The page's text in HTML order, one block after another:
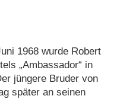
1968 wurde Robert
„Ambassador“ in
jüngere Bruder von
später an seinen